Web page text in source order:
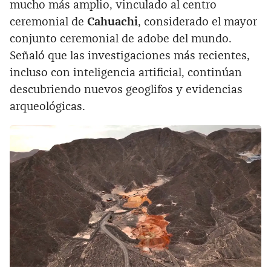
mucho más amplio, vinculado al centro
ceremonial de Cahuachi, considerado el mayor
conjunto ceremonial de adobe del mundo.
Señaló que las investigaciones más recientes,
incluso con inteligencia artificial, continúan
descubriendo nuevos geoglifos y evidencias
arqueológicas.